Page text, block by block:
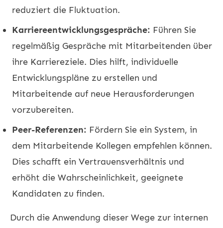
reduziert die Fluktuation.
Karriereentwicklungsgespräche: Führen Sie
regelmäßig Gespräche mit Mitarbeitenden über
ihre Karriereziele. Dies hilft, individuelle
Entwicklungspläne zu erstellen und
Mitarbeitende auf neue Herausforderungen
vorzubereiten.
Peer-Referenzen: Fördern Sie ein System, in
dem Mitarbeitende Kollegen empfehlen können.
Dies schafft ein Vertrauensverhältnis und
erhöht die Wahrscheinlichkeit, geeignete
Kandidaten zu finden.
Durch die Anwendung dieser Wege zur internen